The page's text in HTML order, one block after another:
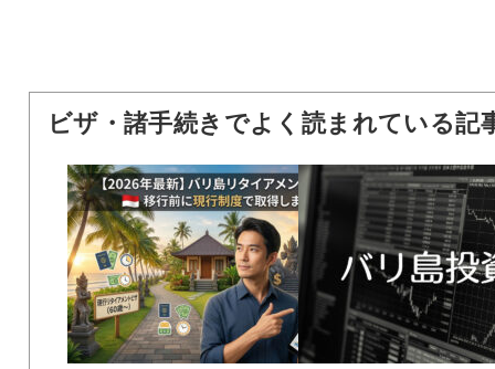
ビザ・諸手続きでよく読まれている記